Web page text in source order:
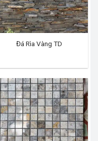
Đá Rìa Vàng TD